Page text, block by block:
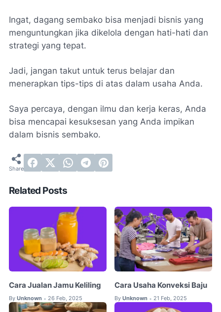
Ingat, dagang sembako bisa menjadi bisnis yang
menguntungkan jika dikelola dengan hati-hati dan
strategi yang tepat.
Jadi, jangan takut untuk terus belajar dan
menerapkan tips-tips di atas dalam usaha Anda.
Saya percaya, dengan ilmu dan kerja keras, Anda
bisa mencapai kesuksesan yang Anda impikan
dalam bisnis sembako.
Related Posts
Cara Jualan Jamu Keliling
By Unknown • 26 Feb, 2025
Cara Usaha Konveksi Baju
By Unknown • 21 Feb, 2025